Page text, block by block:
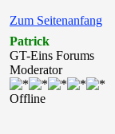
Zum Seitenanfang
Patrick
GT-Eins Forums
Moderator
Offline